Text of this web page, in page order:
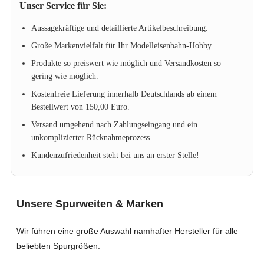
Unser Service für Sie:
Aussagekräftige und detaillierte Artikelbeschreibung.
Große Markenvielfalt für Ihr Modelleisenbahn-Hobby.
Produkte so preiswert wie möglich und Versandkosten so
gering wie möglich.
Kostenfreie Lieferung innerhalb Deutschlands ab einem
Bestellwert von 150,00 Euro.
Versand umgehend nach Zahlungseingang und ein
unkomplizierter Rücknahmeprozess.
Kundenzufriedenheit steht bei uns an erster Stelle!
Unsere Spurweiten & Marken
Wir führen eine große Auswahl namhafter Hersteller für alle
beliebten Spurgrößen: